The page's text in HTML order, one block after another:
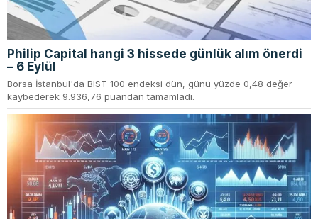
Philip Capital hangi 3 hissede günlük alım önerdi
– 6 Eylül
Borsa İstanbul'da BIST 100 endeksi dün, günü yüzde 0,48 değer
kaybederek 9.936,76 puandan tamamladı.